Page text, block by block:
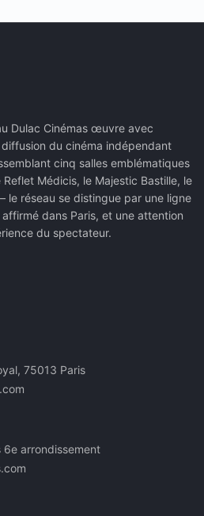
Dulac Cinémas œuvre avec
du cinéma indépendant
cinq salles emblématiques
Reflet Médicis, le Majestic Bastille, le
le réseau se distingue par une ligne
dans Paris, et une attention
du spectateur.
75013 Paris
6e arrondissement